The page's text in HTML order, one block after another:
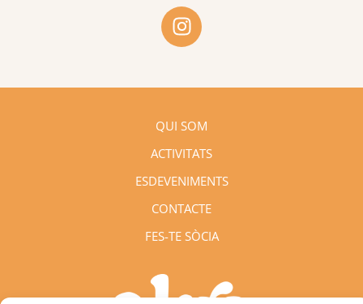
I
n
s
a
g
r
a
m
QUI SOM
ACTIVITATS
ESDEVENIMENTS
CONTACTE
FES-TE SÒCIA